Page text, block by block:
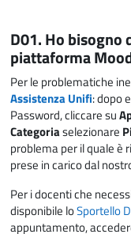
D01. Ho bisogno
piattaforma
Per le problematiche
Assistenza Unifi: dopo
Password, cliccare su
Categoriaselezionare
problema per il quale è
prese in carico dal
Per i docenti che
disponibile loSportello
appuntamento,